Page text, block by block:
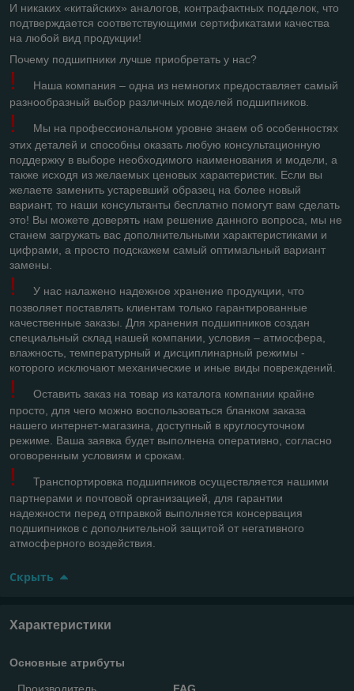
И никаких «китайских» аналогов, контрафактных подделок, что
подтверждается соответствующими сертификатами качества
на любой вид продукции!
Почему подшипники лучше приобретать у нас?
!
Наша компания – одна из немногих предоставляет самый
разнообразный выбор различных моделей подшипников.
!
Мы на профессиональном уровне знаем об особенностях
этих деталей и способны оказать любую консультационную
поддержку в выборе необходимого наименования и модели, а
также исходя из желаемых ценовых характеристик. Если вы
желаете заменить устаревший образец на более новый
вариант, то наши консультанты бесплатно помогут вам сделать
это! Вы можете доверять нам решение данного вопроса, мы не
станем загружать вас дополнительными характеристиками и
цифрами, а просто подскажем самый оптимальный вариант
замены.
!
У нас налажено надежное хранение продукции, что
позволяет поставлять клиентам только гарантированные
качественные заказы. Для хранения подшипников создан
специальный склад нашей компании, условия – атмосфера,
влажность, температурный и дисциплинарный режимы -
которого исключают механические и иные виды повреждений.
!
Оставить заказ на товар из каталога компании крайне
просто, для чего можно воспользоваться бланком заказа
нашего интернет-магазина, доступный в круглосуточном
режиме. Ваша заявка будет выполнена оперативно, согласно
оговоренным условиям и срокам.
!
Транспортировка подшипников осуществляется нашими
партнерами и почтовой организацией, для гарантии
надежности перед отправкой выполняется консервация
подшипников с дополнительной защитой от негативного
атмосферного воздействия.
Скрыть
Характеристики
Основные атрибуты
Производитель FAG